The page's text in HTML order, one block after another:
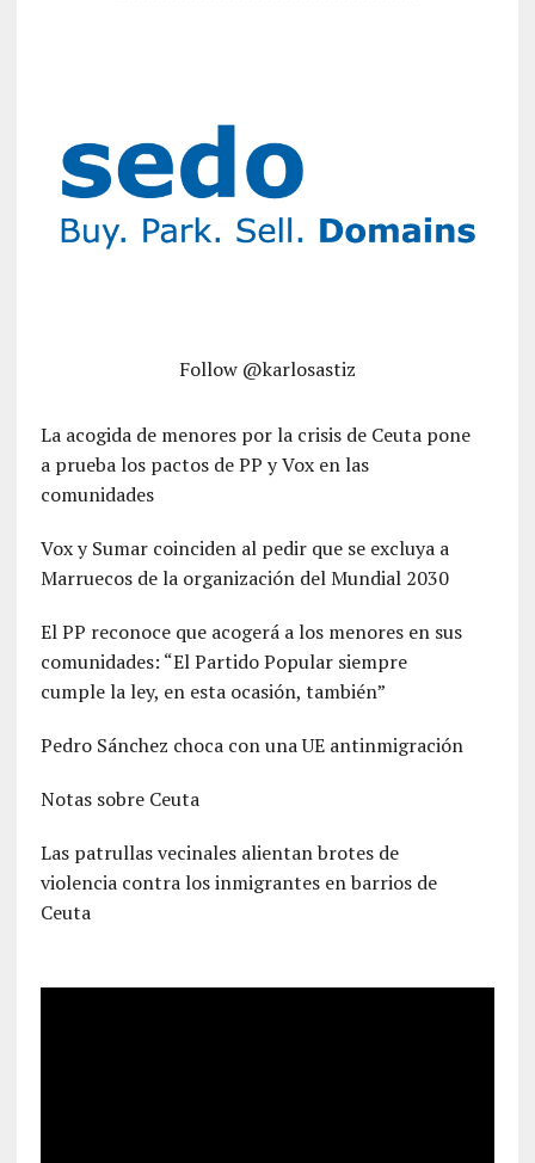
Follow @karlosastiz
La acogida de menores por la crisis de Ceuta pone
a prueba los pactos de PP y Vox en las
comunidades
Vox y Sumar coinciden al pedir que se excluya a
Marruecos de la organización del Mundial 2030
El PP reconoce que acogerá a los menores en sus
comunidades: “El Partido Popular siempre
cumple la ley, en esta ocasión, también”
Pedro Sánchez choca con una UE antinmigración
Notas sobre Ceuta
Las patrullas vecinales alientan brotes de
violencia contra los inmigrantes en barrios de
Ceuta